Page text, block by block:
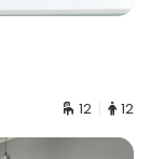
12 12